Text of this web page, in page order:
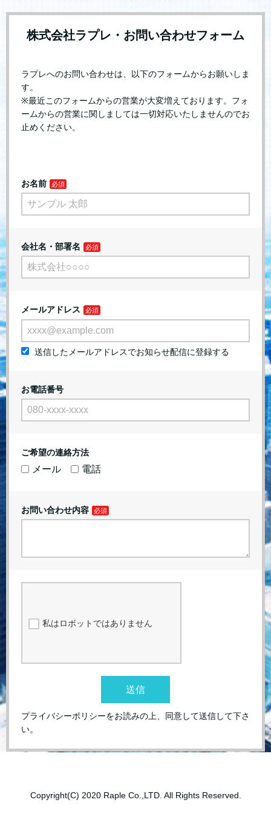
株式会社ラプレ・お問い合わせフォーム
ラプレへのお問い合わせは、以下のフォームからお願いしま
す。
※最近このフォームからの営業が大変増えております。フォ
ームからの営業に関しましては一切対応いたしませんのでお
止めください。
お名前
会社名・部署名
メールアドレス
送信したメールアドレスでお知らせ配信に登録する
お電話番号
ご希望の連絡方法
メール 電話
お問い合わせ内容
私はロボットではありません
送信
プライバシーポリシーをお読みの上、同意して送信して下さ
い。
Copyright(C) 2020 Raple Co.,LTD. All Rights Reserved.